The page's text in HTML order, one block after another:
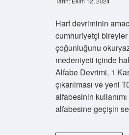
Harf devriminin
cumhuriyetçi
çoğunluğunu
medeniyeti içinde
Alfabe Devrimi, 1
çıkarılması ve yeni
alfabesinin
alfabesine geçişin